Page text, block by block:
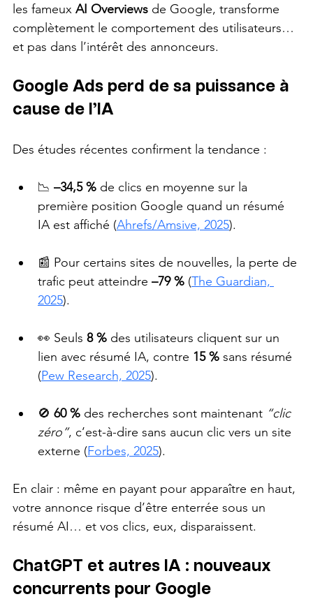
les fameux AI Overviews de Google, transforme
complètement le comportement des utilisateurs…
et pas dans l’intérêt des annonceurs.
Google Ads perd de sa puissance à
cause de l’IA
Des études récentes confirment la tendance :
📉 –34,5 % de clics en moyenne sur la
première position Google quand un résumé
IA est affiché (Ahrefs/Amsive, 2025).
📰 Pour certains sites de nouvelles, la perte de
trafic peut atteindre –79 % (The Guardian,
2025).
👀 Seuls 8 % des utilisateurs cliquent sur un
lien avec résumé IA, contre 15 % sans résumé
(Pew Research, 2025).
🚫 60 % des recherches sont maintenant “clic
zéro”, c’est-à-dire sans aucun clic vers un site
externe (Forbes, 2025).
En clair : même en payant pour apparaître en haut,
votre annonce risque d’être enterrée sous un
résumé AI… et vos clics, eux, disparaissent.
ChatGPT et autres IA : nouveaux
concurrents pour Google